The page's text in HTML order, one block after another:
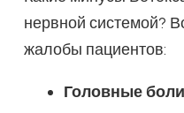
нервной системой?
жалобы пациентов:
Головные боли